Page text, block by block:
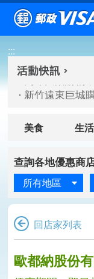
跳到主要內容區塊
:::
高雄大樂購物
臺北三創生活
高雄大樂購物
新竹遠東巨城
美食 生活
查詢各地優惠商
所有地區
回店家列表
歐都納股份